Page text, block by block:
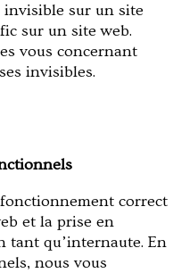
invisible sur un site
sur un site web.
vous concernant
invisibles.
correct
et la prise en
tant qu’internaute. En
nous vous